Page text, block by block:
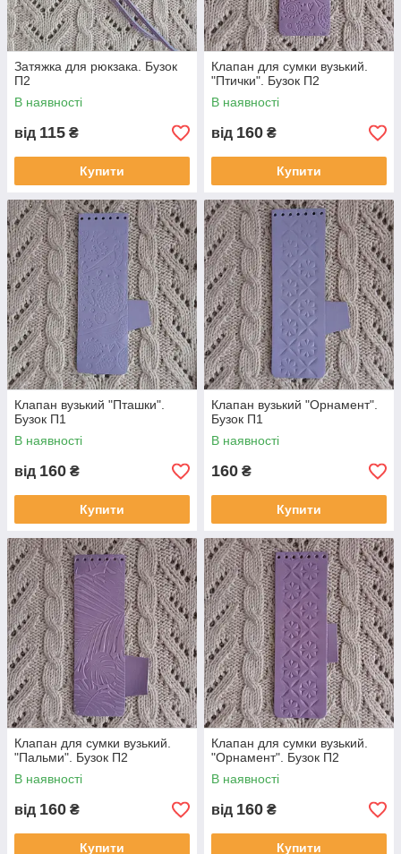
Затяжка для рюкзака. Бузок
П2
В наявності
від 115 ₴
Купити
Клапан для сумки вузький.
"Птички". Бузок П2
В наявності
від 160 ₴
Купити
Клапан вузький "Пташки".
Бузок П1
В наявності
від 160 ₴
Купити
Клапан вузький "Орнамент".
Бузок П1
В наявності
160 ₴
Купити
Клапан для сумки вузький.
"Пальми". Бузок П2
В наявності
від 160 ₴
Купити
Клапан для сумки вузький.
"Орнамент". Бузок П2
В наявності
від 160 ₴
Купити